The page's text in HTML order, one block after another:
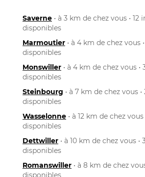
Saverne • à 3 km de chez vous •
disponibles
Marmoutier • à 4 km de chez vous
disponibles
Monswiller • à 4 km de chez vous
disponibles
Steinbourg • à 7 km de chez vous
disponibles
Wasselonne • à 12 km de chez
disponibles
Dettwiller • à 10 km de chez vous
disponibles
Romanswiller • à 8 km de chez
disponibles